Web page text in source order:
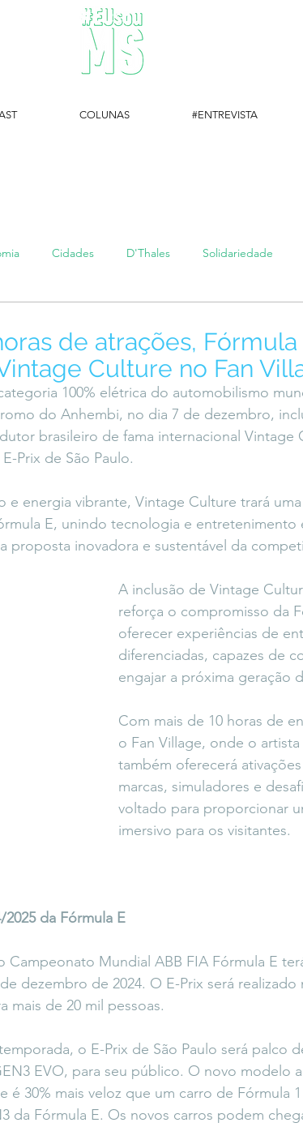
Cidades D'Thales Solidariedade
#entrevista Entre Palavras Fora da Curva
de atrações, Fórmula
Culture no Fan
100% elétrica do automobilismo
do Anhembi, no dia 7 de dezembro,
brasileiro de fama internacional Vintage
Prix de São Paulo.
energia vibrante, Vintage Culture trará
E, unindo tecnologia e entretenimento
proposta inovadora e sustentável da
A inclusão de Vintage
reforça o compromisso da
oferecer experiências de
diferenciadas, capazes de
engajar a próxima geração
Com mais de 10 horas de
o Fan Village, onde o artista
também oferecerá
marcas, simuladores e
voltado para proporcionar
imersivo para os visitantes.
da Fórmula E
Campeonato Mundial ABB FIA Fórmula E
dezembro de 2024. O E-Prix será realizado
mais de 20 mil pessoas.
o E-Prix de São Paulo será palco
EVO, para seu público. O novo modelo
é 30% mais veloz que um carro de Fórmula
da Fórmula E. Os novos carros podem
COLUNAS #ENTREVISTA